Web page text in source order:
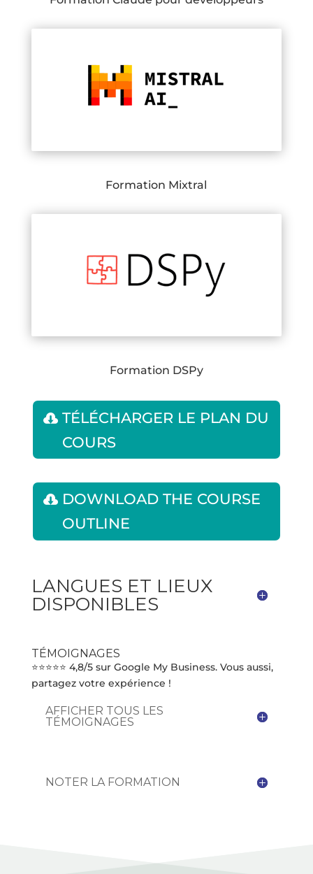
Formation Mixtral
Formation DSPy
TÉLÉCHARGER LE PLAN DU
COURS
DOWNLOAD THE COURSE
OUTLINE
LANGUES ET LIEUX
DISPONIBLES
TÉMOIGNAGES
⭐⭐⭐⭐⭐ 4,8/5 sur Google My Business. Vous aussi,
partagez votre expérience !
AFFICHER TOUS LES
TÉMOIGNAGES
NOTER LA FORMATION